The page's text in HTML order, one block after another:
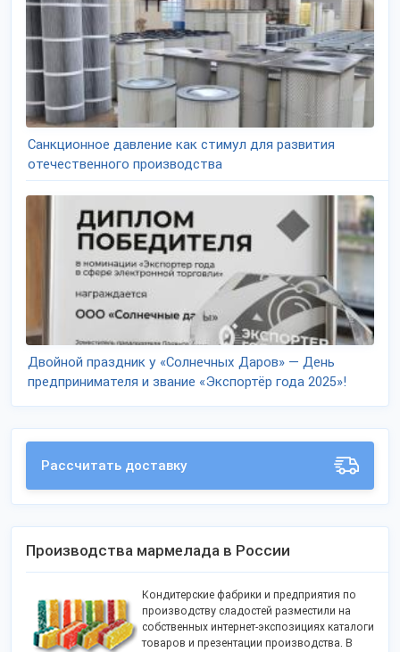
Санкционное давление как стимул для развития
отечественного производства
Двойной праздник у «Солнечных Даров» — День
предпринимателя и звание «Экспортёр года 2025»!
Рассчитать доставку
Производства мармелада в России
Кондитерские фабрики и предприятия по
производству сладостей разместили на
собственных интернет-экспозициях каталоги
товаров и презентации производства. В